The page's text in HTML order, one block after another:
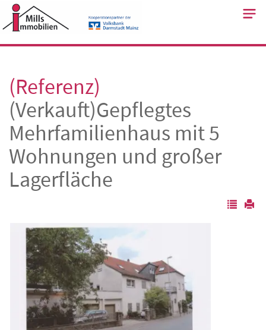
Skip
to
(Referenz)
(Verkauft)Gepflegtes
Mehrfamilienhaus mit 5
Wohnungen und großer
Lagerfläche